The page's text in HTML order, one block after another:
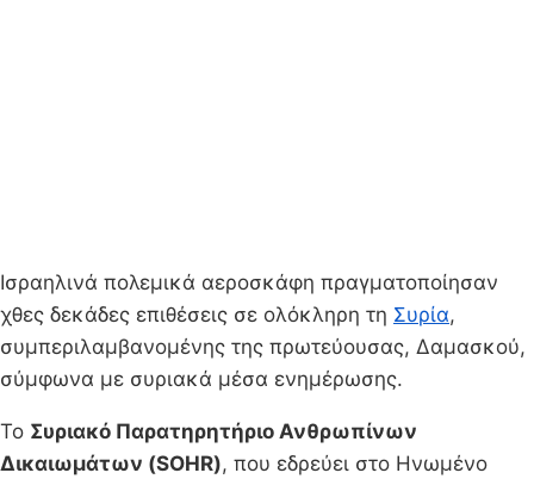
Iσραηλινά πολεμικά αεροσκάφη πραγματοποίησαν
χθες δεκάδες επιθέσεις σε ολόκληρη τη Συρία,
συμπεριλαμβανομένης της πρωτεύουσας, Δαμασκού,
σύμφωνα με συριακά μέσα ενημέρωσης.
Το Συριακό Παρατηρητήριο Ανθρωπίνων
Δικαιωμάτων (SOHR), που εδρεύει στο Ηνωμένο